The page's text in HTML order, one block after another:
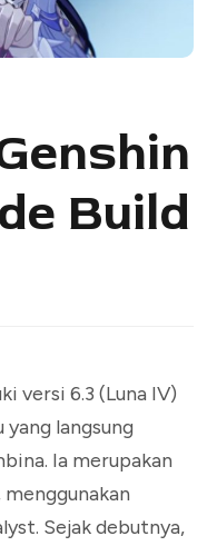
Build
versi 6.3 (Luna IV)
langsung
Ia merupakan
Sejak debutnya,